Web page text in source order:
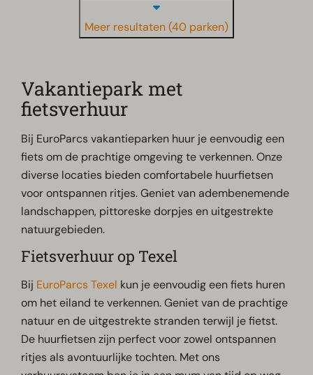
Meer resultaten (40 parken)
Vakantiepark met
fietsverhuur
Bij EuroParcs vakantieparken huur je eenvoudig een
fiets om de prachtige omgeving te verkennen. Onze
diverse locaties bieden comfortabele huurfietsen
voor ontspannen ritjes. Geniet van adembenemende
landschappen, pittoreske dorpjes en uitgestrekte
natuurgebieden.
Fietsverhuur op Texel
Bij EuroParcs Texel kun je eenvoudig een fiets huren
om het eiland te verkennen. Geniet van de prachtige
natuur en de uitgestrekte stranden terwijl je fietst.
De huurfietsen zijn perfect voor zowel ontspannen
ritjes als avontuurlijke tochten. Met ons